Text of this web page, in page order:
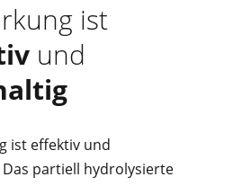
ist
und
ist effektiv und
partiell hydrolysierte